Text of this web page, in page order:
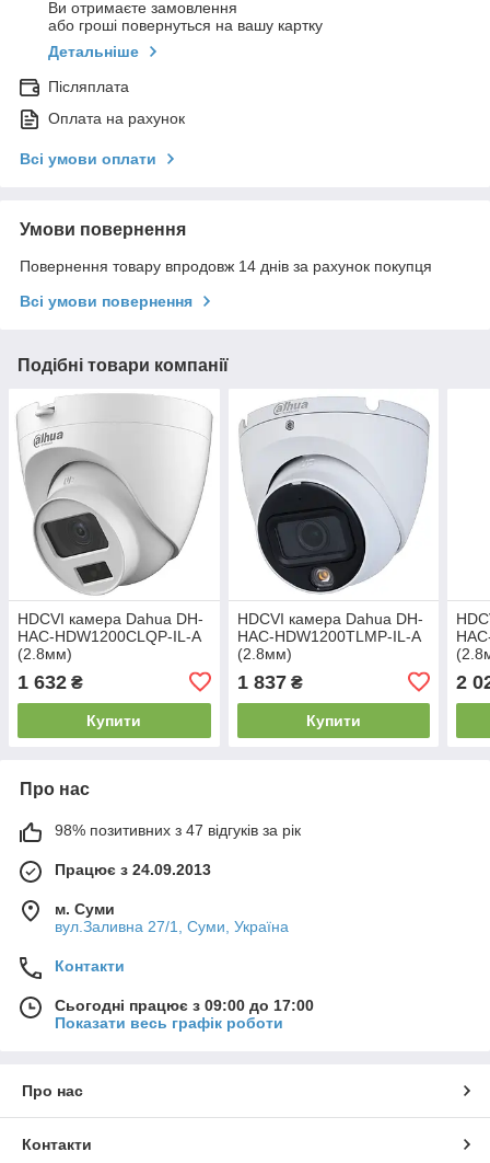
Ви отримаєте замовлення
або гроші повернуться на вашу картку
Детальніше
Післяплата
Оплата на рахунок
Всі умови оплати
Умови повернення
Повернення товару впродовж 14 днів за рахунок покупця
Всі умови повернення
Подібні товари компанії
HDCVI камера Dahua DH-
HAC-HDW1200CLQP-IL-A
(2.8мм)
1 632 ₴
Купити
HDCVI камера Dahua DH-
HAC-HDW1200TLMP-IL-A
(2.8мм)
1 837₴
Купити
2
Про нас
98% позитивних з 47 відгуків за рік
Працює з 24.09.2013
м. Суми
вул.Заливна 27/1, Суми, Україна
Контакти
Сьогодні працює з 09:00 до 17:00
Показати весь графік роботи
Про нас
Контакти